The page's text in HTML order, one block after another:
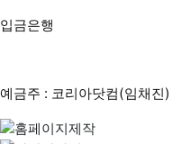
입금은행
예금주 : 코리아닷컴(임채진)